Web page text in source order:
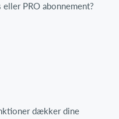
PRO abonnement?
dækker dine